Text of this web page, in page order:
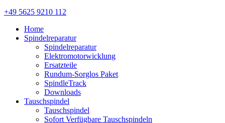
+49 5625 9210 112
Home
Spindelreparatur
Spindelreparatur
Elektromotorwicklung
Ersatzteile
Rundum-Sorglos Paket
SpindleTrack
Downloads
Tauschspindel
Tauschspindel
Sofort Verfügbare Tauschspindeln